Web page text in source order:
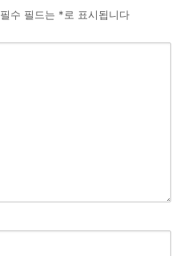
필수 필드는 *로 표시됩니다